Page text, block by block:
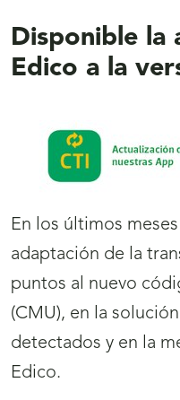
Disponible la
Edico a la
En los últimos
adaptación de la
puntos al nuevo
(CMU), en la
detectados y en la
Edico.